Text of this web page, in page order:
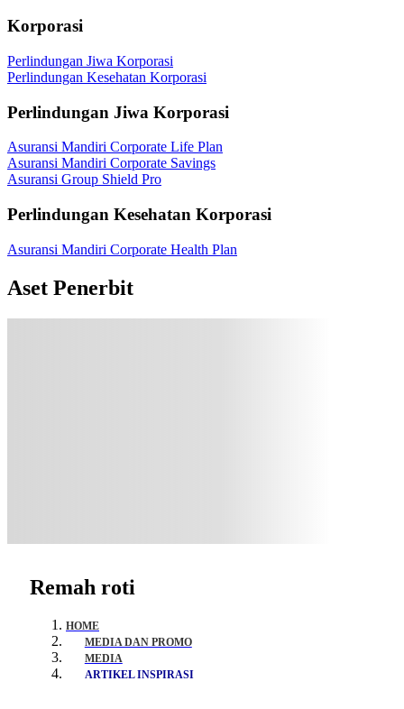
Korporasi
Perlindungan Jiwa Korporasi
Perlindungan Kesehatan Korporasi
Perlindungan Jiwa Korporasi
Asuransi Mandiri Corporate Life Plan
Asuransi Mandiri Corporate Savings
Asuransi Group Shield Pro
Perlindungan Kesehatan Korporasi
Asuransi Mandiri Corporate Health Plan
Aset Penerbit
Remah roti
HOME
MEDIA DAN PROMO
MEDIA
ARTIKEL INSPIRASI